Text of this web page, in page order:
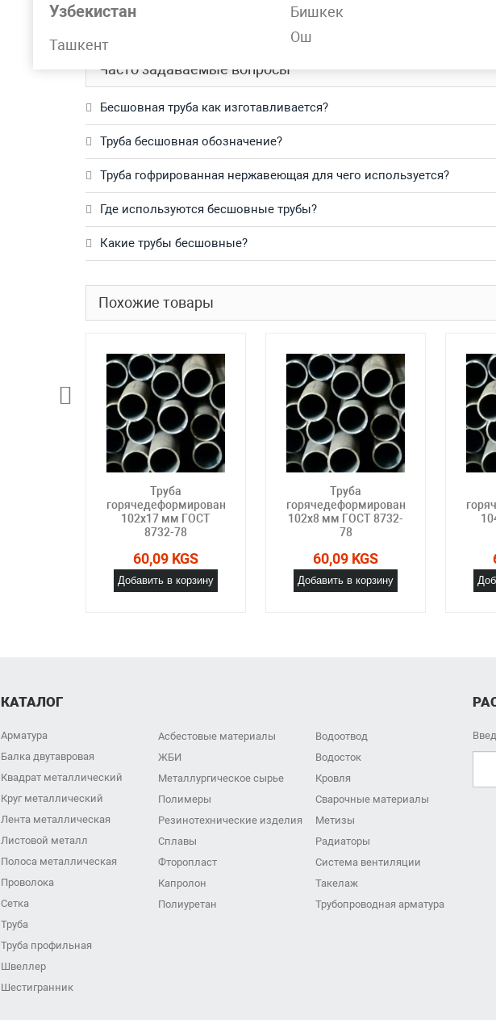
Узбекистан
Ташкент
Бишкек
Ош
Обращайтесь и получите выгодные цены за кг и самую быструю
Часто задаваемые вопросы
Бесшовная труба как изготавливается?
Труба бесшовная обозначение?
Труба гофрированная нержавеющая для чего используется?
Где используются бесшовные трубы?
Какие трубы бесшовные?
Похожие товары
Труба
горячедеформированная
102х17 мм ГОСТ
8732-78
60,09 KGS
Добавить в корзину
Труба
горячедеформированная
102х8 мм ГОСТ 8732-
78
60,09 KGS
Добавить в корзину
КАТАЛОГ
Арматура
Балка двутавровая
Квадрат металлический
Круг металлический
Лента металлическая
Листовой металл
Полоса металлическая
Проволока
Сетка
Труба
Труба профильная
Швеллер
Шестигранник
Асбестовые материалы
ЖБИ
Металлургическое сырье
Полимеры
Резинотехнические изделия
Сплавы
Фторопласт
Капролон
Полиуретан
Водоотвод
Водосток
Кровля
Сварочные материалы
Метизы
Радиаторы
Система вентиляции
Такелаж
Трубопроводная арматура